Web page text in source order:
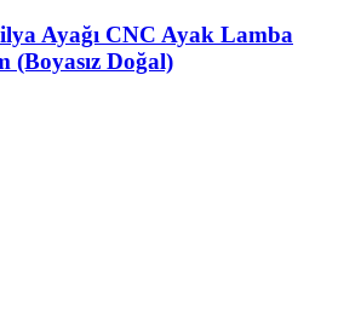
Ayağı CNC Ayak Lamba
(Boyasız Doğal)